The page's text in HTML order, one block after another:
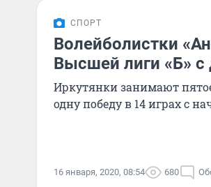
СПОРТ
Волейболистки
Высшей лиги «Б»
Иркутянки занимают
одну победу в 14 играх с
16 января, 2020, 08:54 680